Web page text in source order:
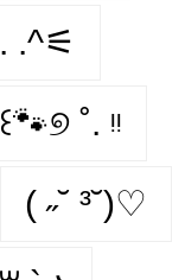
.^⚟
˚. ᵎᵎ
( ˶˘ ³˘)♡